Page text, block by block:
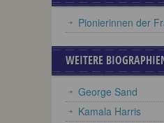
Pionierinnen der
WEITERE
George Sand
Kamala Harris